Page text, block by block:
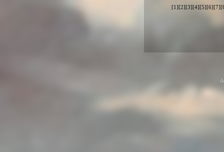
[1] [2] [3] [4] [5] [6] [7]